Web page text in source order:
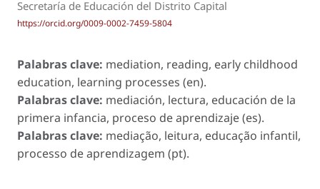
Secretaría de Educación del Distrito Capital
https://orcid.org/0009-0002-7459-5804
Palabras clave: mediation, reading, early childhood
education, learning processes (en).
Palabras clave: mediación, lectura, educación de la
primera infancia, proceso de aprendizaje (es).
Palabras clave: mediação, leitura, educação infantil,
processo de aprendizagem (pt).